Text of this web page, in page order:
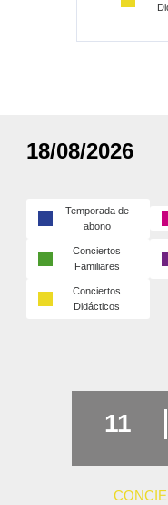
18/08/2026
Temporada de
abono
Conciertos
Familiares
Conciertos
Didácticos
11